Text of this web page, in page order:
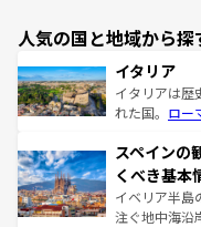
人気の国と地域から探
イタリア
イタリアは歴
れた国。 ロー
ろん、トスカ
景など、自然
ピザやパス
できる。朝目
スペインの
くべき基本
イベリア半島
注ぐ地中海沿